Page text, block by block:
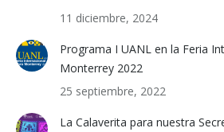
11 diciembre, 2024
Programa I UANL en la Feria
Monterrey 2022
25 septiembre, 2022
La Calaverita para nuestra